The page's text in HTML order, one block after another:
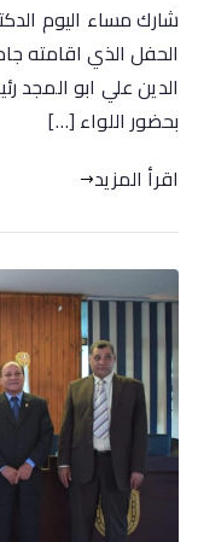
شارك مساء اليوم
الحفل الذي اقامته
الدين علي ابو المجد
بحضور اللواء […]
اقرأ المزيد